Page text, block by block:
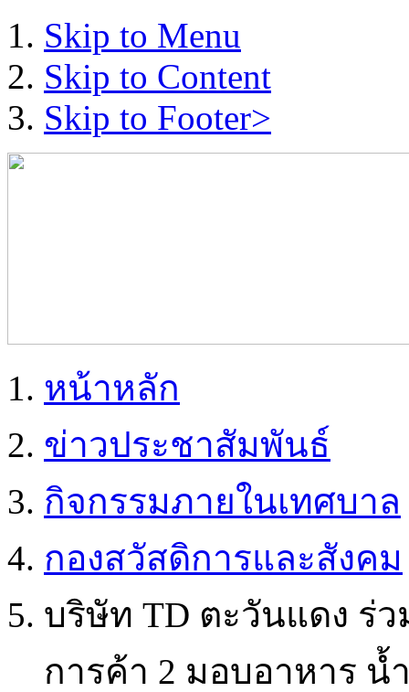
Skip to Menu
Skip to Content
Skip to Footer>
หน้าหลัก
ข่าวประชาสัมพันธ์
กิจกรรมภายในเทศบาล
กองสวัสดิการและสังคม
บริษัท TD ตะวันแดง ร่
การค้า 2 มอบอาหาร